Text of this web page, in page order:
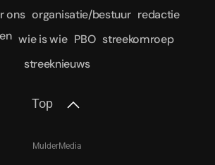
ons organisatie/bestuur redactie
wie is wie PBO streekomroep
streeknieuws
Top
MulderMedia